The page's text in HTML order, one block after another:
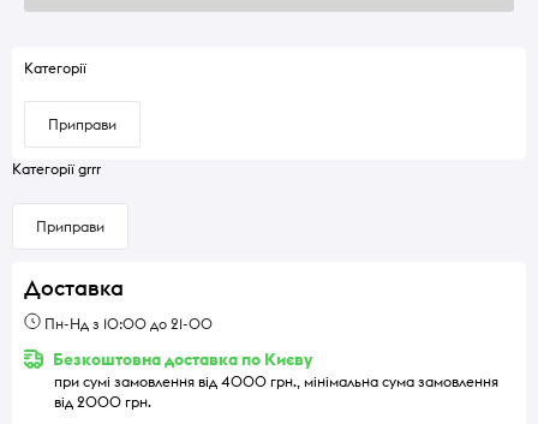
Категорії
Приправи
Категорії grrr
Приправи
Доставка
Пн-Нд з 10:00 до 21-00
Безкоштовна доставка по Києву
при сумі замовлення від 4000 грн., мінімальна сума замовлення
від 2000 грн.